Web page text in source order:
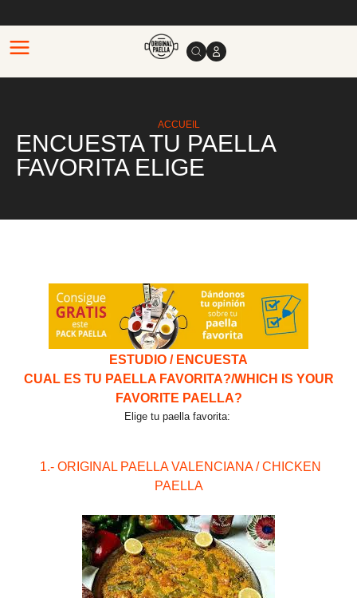
ACCUEIL
ENCUESTA TU PAELLA
FAVORITA ELIGE
ESTUDIO / ENCUESTA
CUAL ES TU PAELLA FAVORITA?/WHICH IS YOUR
FAVORITE PAELLA?
Elige tu paella favorita:
1.- ORIGINAL PAELLA VALENCIANA / CHICKEN
PAELLA